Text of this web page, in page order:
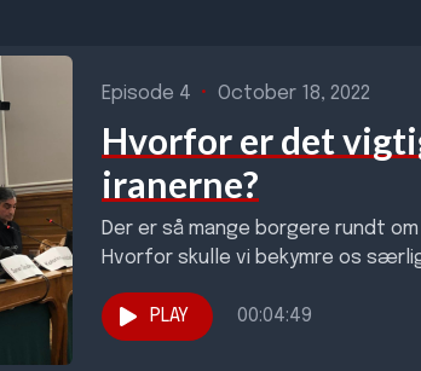
Episode 4 • October 18, 2022
Hvorfor er det
iranerne?
Der er så mange borgere rundt
Hvorfor skulle vi bekymre os
PLAY 00:04:49